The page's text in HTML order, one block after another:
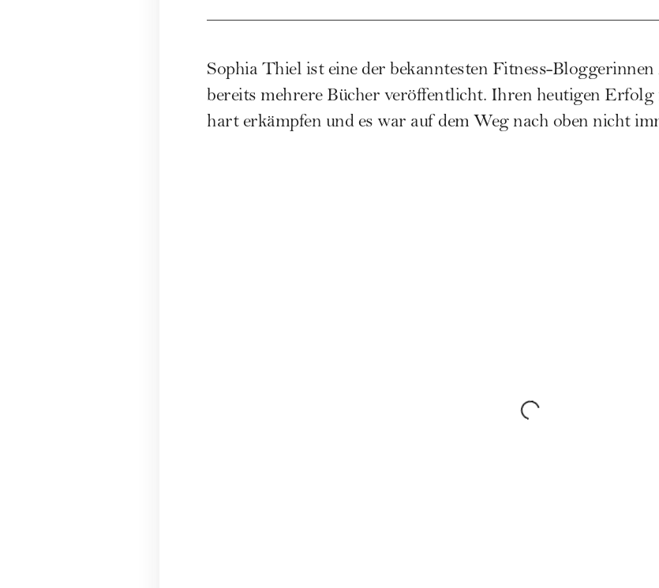
Sophia Thiel ist eine der bekanntesten Fitness-
bereits mehrere Bücher veröffentlicht. Ihren heutigen Erfolg
hart erkämpfen und es war auf dem Weg nach oben nicht